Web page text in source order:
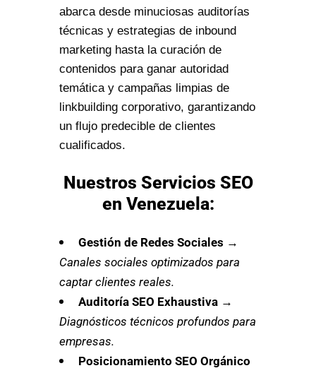
abarca desde minuciosas auditorías
técnicas y estrategias de inbound
marketing hasta la curación de
contenidos para ganar autoridad
temática y campañas limpias de
linkbuilding corporativo, garantizando
un flujo predecible de clientes
cualificados.
Nuestros Servicios SEO
en Venezuela:
Gestión de Redes Sociales →
Canales sociales optimizados para
captar clientes reales.
Auditoría SEO Exhaustiva →
Diagnósticos técnicos profundos para
empresas.
Posicionamiento SEO Orgánico